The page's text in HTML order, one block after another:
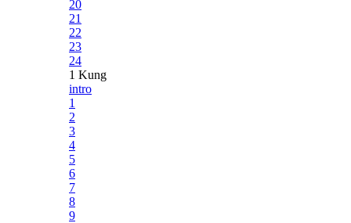
20
21
22
23
24
1 Kung
intro
1
2
3
4
5
6
7
8
9